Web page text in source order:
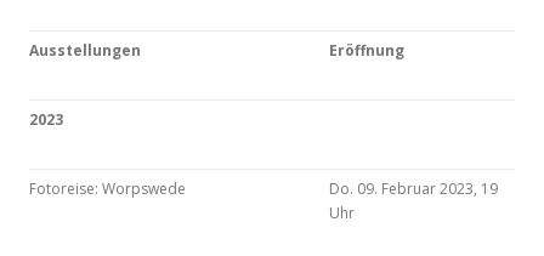
Ausstellungen Eröffnung
2023
Fotoreise: Worpswede
Do. 09. Februar 2023, 19
Uhr